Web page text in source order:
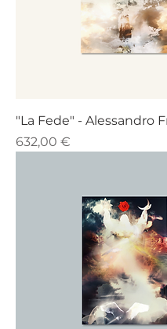
"La Fede" - Alessandro
Prezzo
632,00 €